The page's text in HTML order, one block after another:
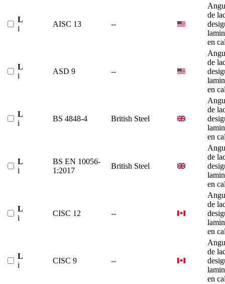
L
i
AISC 13 --
de
en
L
i
ASD 9 --
de
en
L
i
BS 4848-4 British Steel
de
en
L
i
BS EN 10056-
1:2017
British Steel
de
en
L
i
CISC 12 --
de
en
L
i
CISC 9 --
de
en